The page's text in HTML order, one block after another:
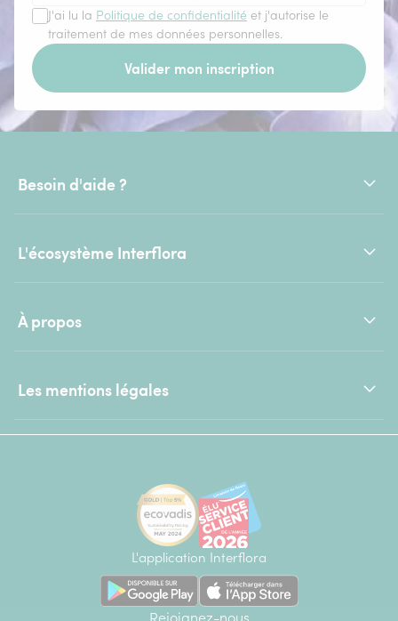
J'ai lu la Politique de confidentialité et j'autorise le
traitement de mes données personnelles.
Valider mon inscription
Besoin d'aide ?
L'écosystème Interflora
À propos
Les mentions légales
L'application Interflora
Rejoignez-nous